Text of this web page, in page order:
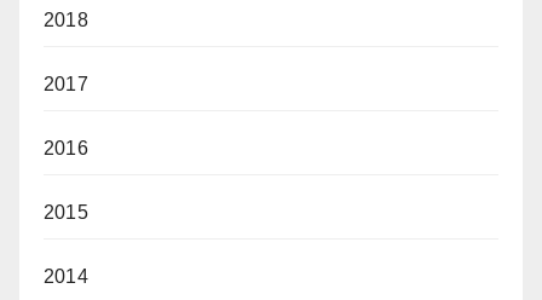
2018
2017
2016
2015
2014